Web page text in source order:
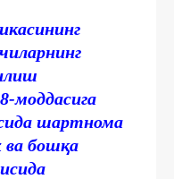
моддасига
шартнома
ва бошқа